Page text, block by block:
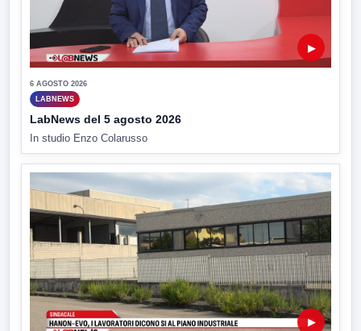
▶
6 AGOSTO 2026
LABNEWS
LabNews del 5 agosto 2026
In studio Enzo Colarusso
▶